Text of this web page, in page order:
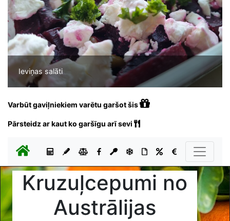
Ieviņas salāti
Varbūt gaviļniekiem varētu garšot šis
Pārsteidz ar kaut ko garšīgu arī sevi
Kruzuļcepumi no
Austrālijas